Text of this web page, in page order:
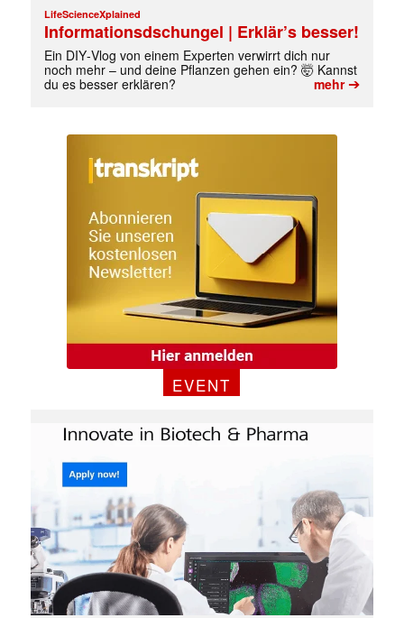
LifeScienceXplained
Informationsdschungel | Erklär’s besser!
Ein DIY‑Vlog von einem Experten verwirrt dich nur
noch mehr – und deine Pflanzen gehen ein? 🤯 Kannst
du es besser erklären?
mehr➔
EVENT